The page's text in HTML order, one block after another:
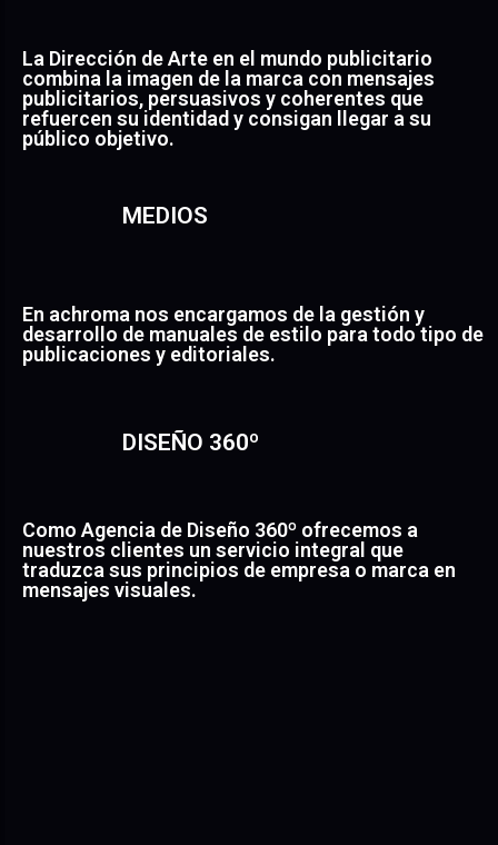
La Dirección de Arte en el mundo publicitario
combina la imagen de la marca con mensajes
publicitarios, persuasivos y coherentes que
refuercen su identidad y consigan llegar a su
público objetivo.
MEDIOS
En achroma nos encargamos de la gestión y
desarrollo de manuales de estilo para todo tipo de
publicaciones y editoriales.
DISEÑO 360º
Como Agencia de Diseño 360º ofrecemos a
nuestros clientes un servicio integral que
traduzca sus principios de empresa o marca en
mensajes visuales.